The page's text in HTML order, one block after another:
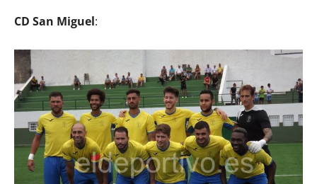
CD San Miguel: